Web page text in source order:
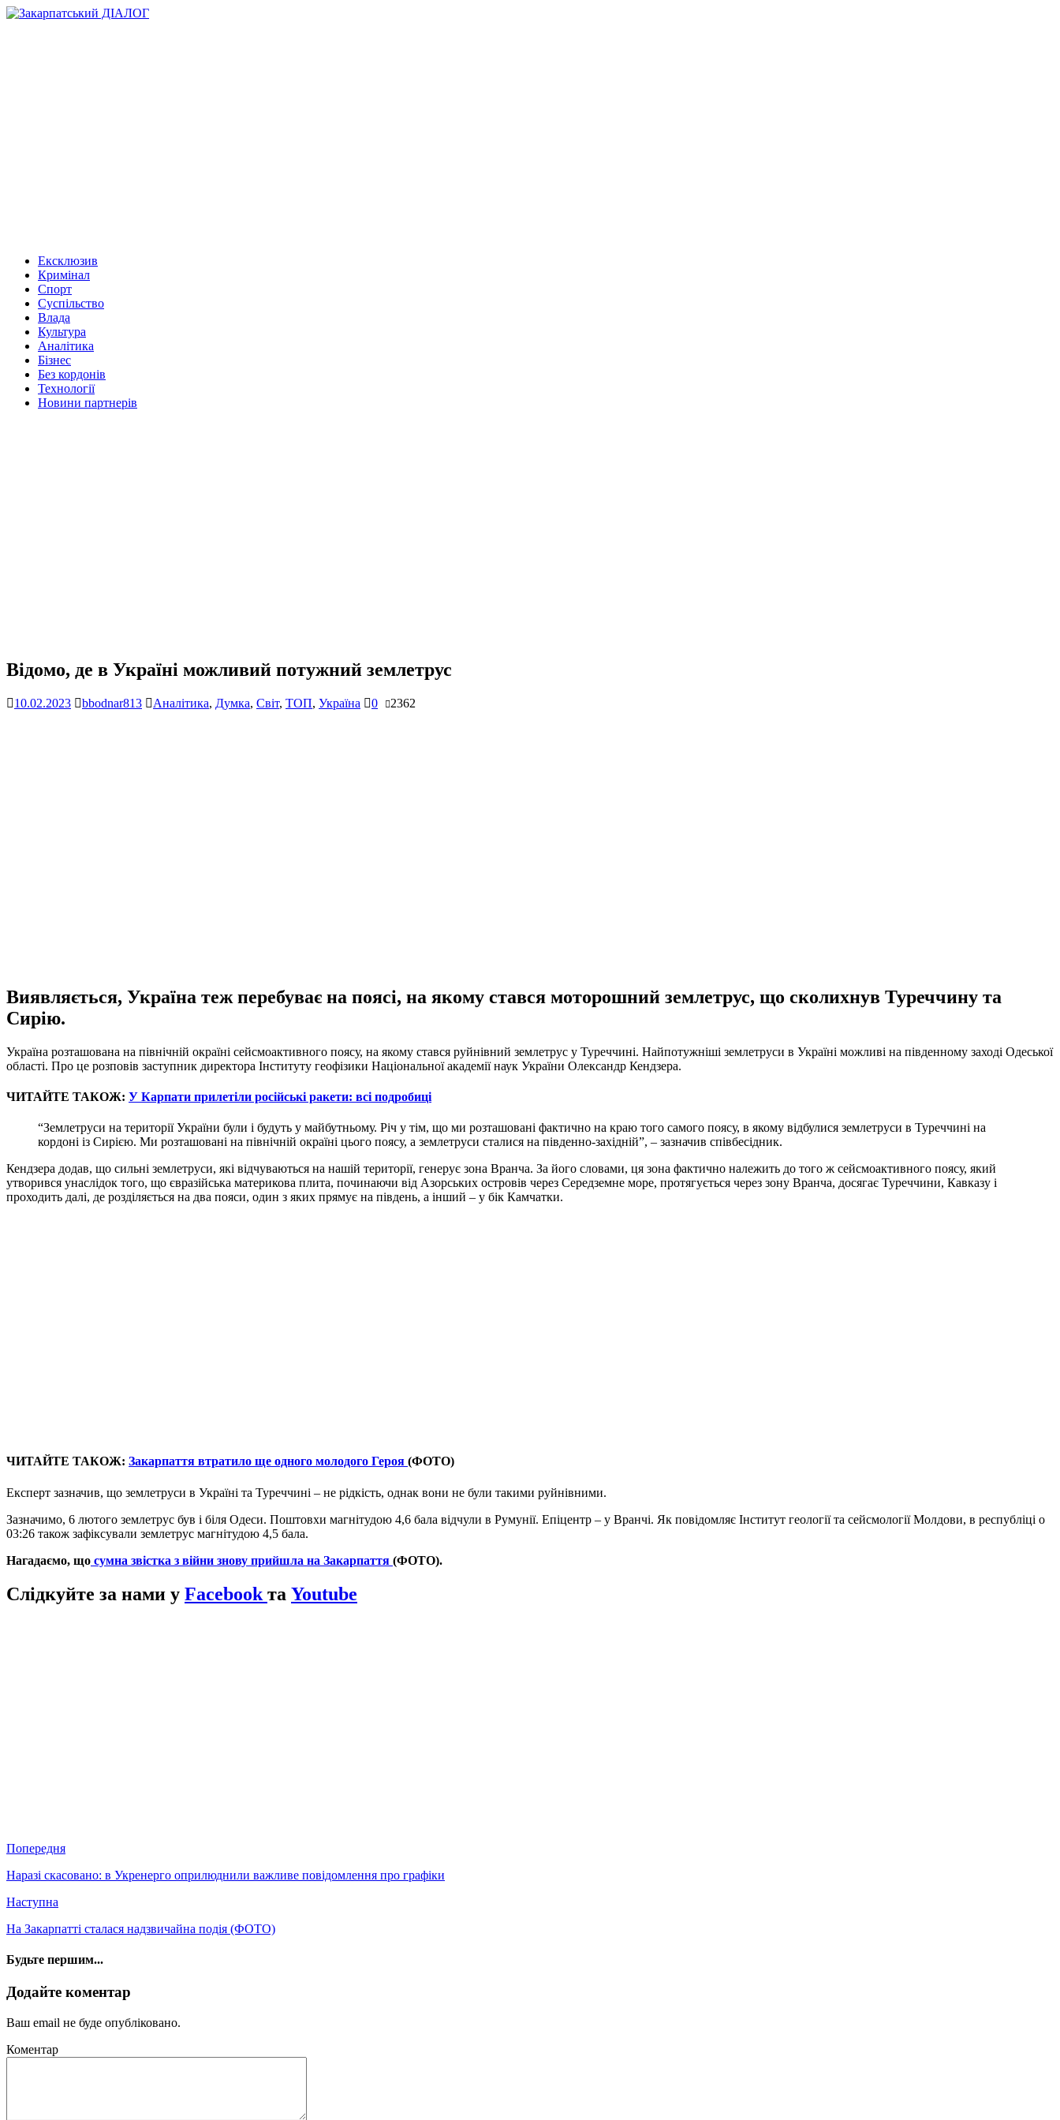
Ексклюзив
Кримінал
Спорт
Суспільство
Влада
Культура
Аналітика
Бізнес
Без кордонів
Технології
Новини партнерів
Відомо, де в Україні можливий потужний землетрус
10.02.2023 bbodnar813 Аналітика, Думка, Світ, ТОП, Україна 0 2362
Виявляється, Україна теж перебуває на поясі, на якому стався моторошний землетрус, що сколихнув Туреччину та
Сирію.
Україна розташована на північній окраїні сейсмоактивного поясу, на якому стався руйнівний землетрус у Туреччині. Найпотужніші землетруси в Україні можливі на південному заході Одеської
області. Про це розповів заступник директора Інституту геофізики Національної академії наук України Олександр Кендзера.
ЧИТАЙТЕ ТАКОЖ: У Карпати прилетіли російські ракети: всі подробиці
“Землетруси на території України були і будуть у майбутньому. Річ у тім, що ми розташовані фактично на краю того самого поясу, в якому відбулися землетруси в Туреччині на
кордоні із Сирією. Ми розташовані на північній окраїні цього поясу, а землетруси сталися на південно-західній”, – зазначив співбесідник.
Кендзера додав, що сильні землетруси, які відчуваються на нашій території, генерує зона Вранча. За його словами, ця зона фактично належить до того ж сейсмоактивного поясу, який
утворився унаслідок того, що євразійська материкова плита, починаючи від Азорських островів через Середземне море, протягується через зону Вранча, досягає Туреччини, Кавказу і
проходить далі, де розділяється на два пояси, один з яких прямує на південь, а інший – у бік Камчатки.
ЧИТАЙТЕ ТАКОЖ: Закарпаття втратило ще одного молодого Героя (ФОТО)
Експерт зазначив, що землетруси в Україні та Туреччині – не рідкість, однак вони не були такими руйнівними.
Зазначимо, 6 лютого землетрус був і біля Одеси. Поштовхи магнітудою 4,6 бала відчули в Румунії. Епіцентр – у Вранчі. Як повідомляє Інститут геології та сейсмології Молдови, в республіці о
03:26 також зафіксували землетрус магнітудою 4,5 бала.
Нагадаємо, що сумна звістка з війни знову прийшла на Закарпаття (ФОТО).
Слідкуйте за нами у Facebook та Youtube
Попередня
Наразі скасовано: в Укренерго оприлюднили важливе повідомлення про графіки
Наступна
На Закарпатті сталася надзвичайна подія (ФОТО)
Будьте першим...
Додайте коментар
Ваш email не буде опубліковано.
Коментар